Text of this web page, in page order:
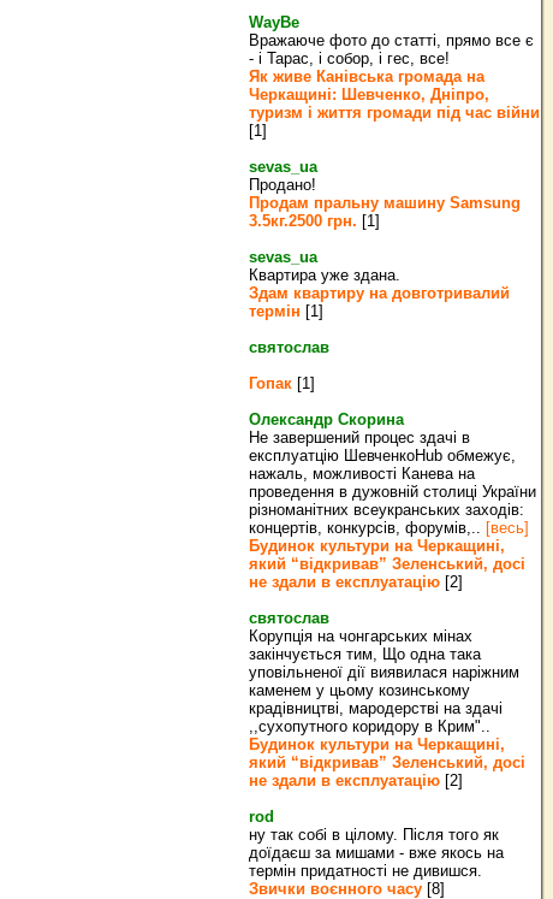
WayBe
Вражаюче фото до статті, прямо все є
- і Тарас, і собор, і гес, все!
Як живе Канівська громада на
Черкащині: Шевченко, Дніпро,
туризм і життя громади під час війни
[1]
sevas_ua
Продано!
Продам пральну машину Samsung
3.5кг.2500 грн. [1]
sevas_ua
Квартира уже здана.
Здам квартиру на довготривалий
термін [1]
святослав
Гопак [1]
Олександр Скорина
Не завершений процес здачі в
експлуатцію ШевченкоHub обмежує,
нажаль, можливості Канева на
проведення в дужовній столиці України
різноманітних всеукранських заходів:
концертів, конкурсів, форумів,.. [весь]
Будинок культури на Черкащині,
який “відкривав” Зеленський, досі
не здали в експлуатацію [2]
святослав
Корупція на чонгарських мінах
закінчується тим, Що одна така
уповільненої дії виявилася наріжним
каменем у цьому козинському
крадівництві, мародерстві на здачі
,,сухопутного коридору в Крим"..
Будинок культури на Черкащині,
який “відкривав” Зеленський, досі
не здали в експлуатацію [2]
rod
ну так собі в цілому. Після того як
доїдаєш за мишами - вже якось на
термін придатності не дивишся.
Звички воєнного часу [8]